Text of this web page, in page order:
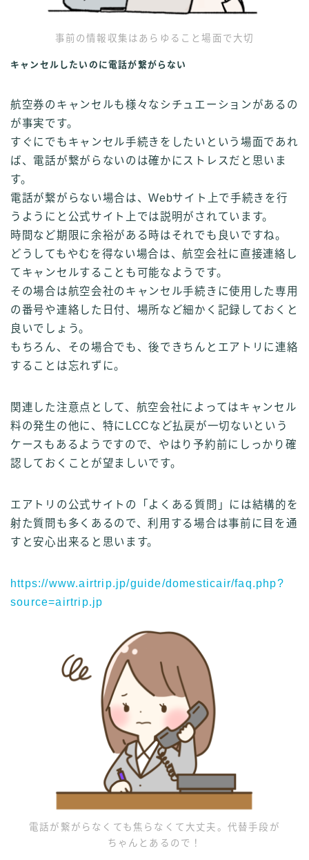
事前の情報収集はあらゆること場面で大切
キャンセルしたいのに電話が繋がらない
航空券のキャンセルも様々なシチュエーションがあるの
が事実です。
すぐにでもキャンセル手続きをしたいという場面であれ
ば、電話が繋がらないのは確かにストレスだと思いま
す。
電話が繋がらない場合は、Webサイト上で手続きを行
うようにと公式サイト上では説明がされています。
時間など期限に余裕がある時はそれでも良いですね。
どうしてもやむを得ない場合は、航空会社に直接連絡し
てキャンセルすることも可能なようです。
その場合は航空会社のキャンセル手続きに使用した専用
の番号や連絡した日付、場所など細かく記録しておくと
良いでしょう。
もちろん、その場合でも、後できちんとエアトリに連絡
することは忘れずに。
関連した注意点として、航空会社によってはキャンセル
料の発生の他に、特にLCCなど払戻が一切ないという
ケースもあるようですので、やはり予約前にしっかり確
認しておくことが望ましいです。
エアトリの公式サイトの「よくある質問」には結構的を
射た質問も多くあるので、利用する場合は事前に目を通
すと安心出来ると思います。
https://www.airtrip.jp/guide/domesticair/faq.php?
source=airtrip.jp
電話が繋がらなくても焦らなくて大丈夫。代替手段が
ちゃんとあるので！